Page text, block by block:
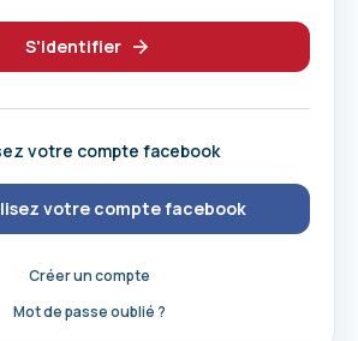
S'identifier
votre compte facebook
votre compte facebook
Créer un compte
Mot de passe oublié ?